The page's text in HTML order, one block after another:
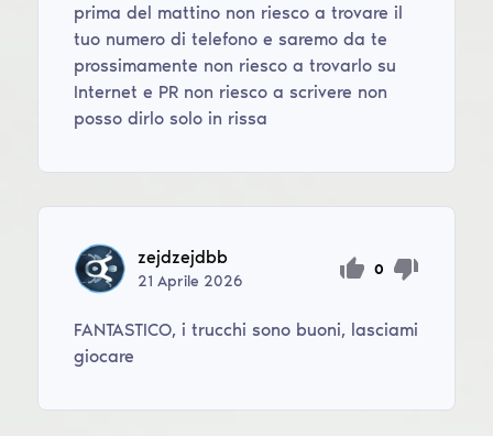
prima del mattino non riesco a trovare il
tuo numero di telefono e saremo da te
prossimamente non riesco a trovarlo su
Internet e PR non riesco a scrivere non
posso dirlo solo in rissa
zejdzejdbb
21Aprile 2026
0
FANTASTICO, i trucchi sono buoni, lasciami
giocare